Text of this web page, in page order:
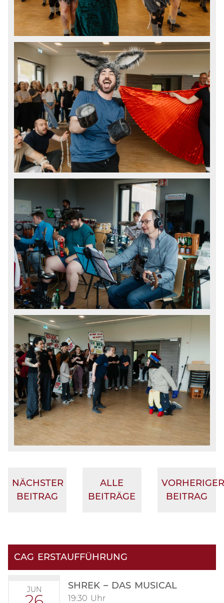
NÄCHSTER
BEITRAG
ALLE
BEITRÄGE
VORHERIGER
BEITRAG
CAG ERSTAUFFÜHRUNG
JUN SHREK – DAS MUSICAL
19:30 Uhr